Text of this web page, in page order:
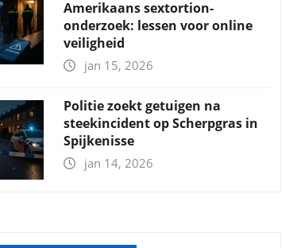
Amerikaans sextortion-
onderzoek: lessen voor online
veiligheid
jan 15, 2026
Politie zoekt getuigen na
steekincident op Scherpgras in
Spijkenisse
jan 14, 2026